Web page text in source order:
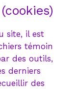
site, il est
témoin
des outils,
derniers
des